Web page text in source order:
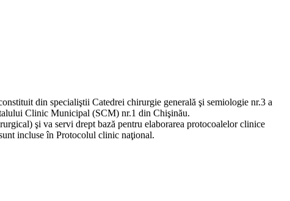
din specialiştii Catedrei chirurgie generală şi semiologie nr.3 a
Clinic Municipal (SCM) nr.1 din Chişinău.
şi va servi drept bază pentru elaborarea protocoalelor clinice
incluse în Protocolul clinic naţional.